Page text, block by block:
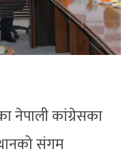
नेपाली कांग्रेसका
संगम